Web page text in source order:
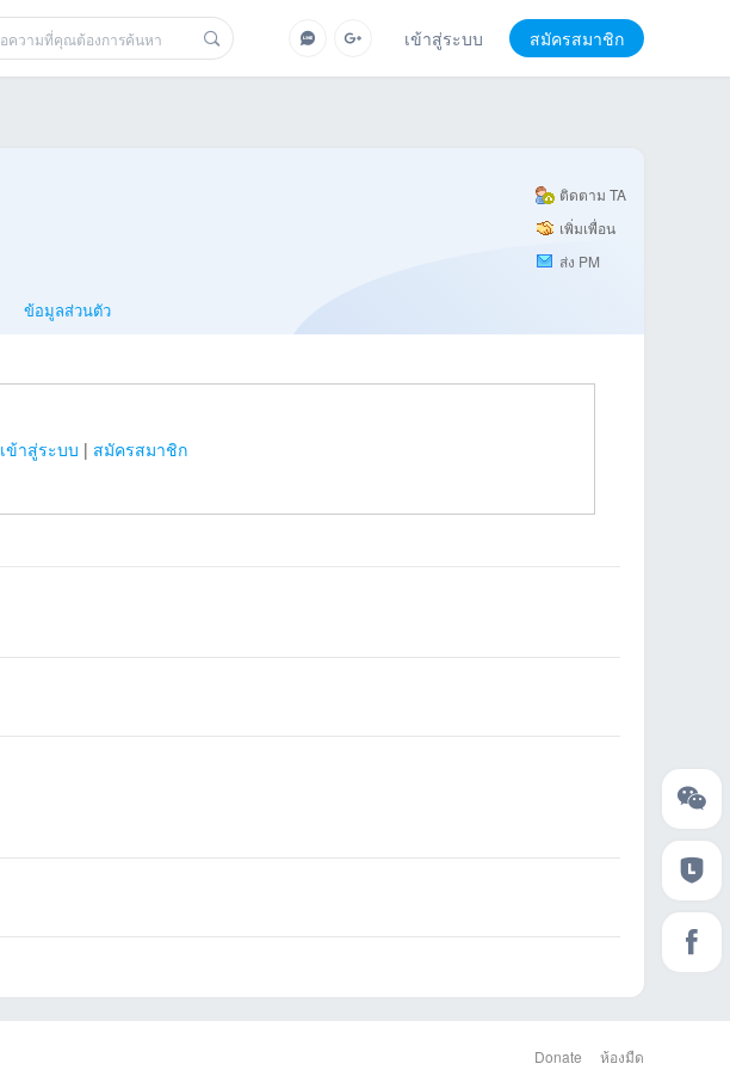
เข้าสู่ระบบ สมัครสมาชิก
ติดตาม TA
เพิ่มเพื่อน
ส่ง PM
ข้อมูลส่วนตัว
เข้าสู่ระบบ | สมัครสมาชิก
Donate ห้องมืด